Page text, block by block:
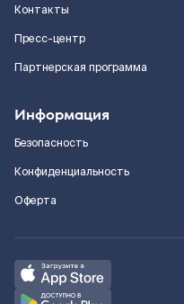
Контакты
Пресс-центр
Партнерская программа
Информация
Безопасность
Конфиденциальность
Оферта